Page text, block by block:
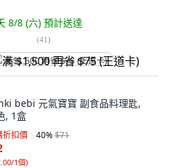
8/8 (六) 預計送達
(41)
满 $1,500 再省 $75 (王道卡)
bebi 元氣寶寶 副食品料理匙,
, 1盒
折扣價 40%$71
1個)